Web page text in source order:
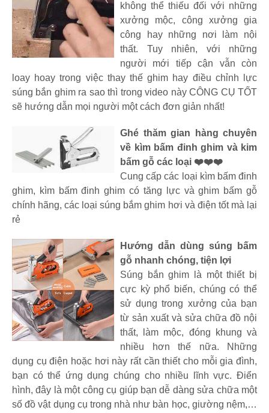
không thể thiếu đối với những
xưởng mộc, công xưởng gia
công hay những nơi làm nội
thất. Tuy nhiên, với những
người mới tiếp cận vẫn còn
loay hoay trong việc thay thế ghim hay điều chỉnh lực
súng bắn ghim ra sao thì trong video này CÔNG CỤ TỐT
sẽ hướng dẫn mọi người một cách đơn giản nhất!
Ghé thăm gian hàng chuyên
về kìm bấm đinh ghim và kim
bấm gỗ các loại ❤️❤️❤️
Cung cấp các loại kìm bấm đinh
ghim, kìm bấm đinh ghim có tăng lực và ghim bấm gỗ
chính hãng, các loại súng bắm ghim hơi và điện tốt mà lại
rẻ
Hướng dẫn dùng súng bấm
gỗ nhanh chóng, tiện lợi
Súng bắn ghim là một thiết bị
cực kỳ phổ biến, chúng có thể
sử dụng trong xưởng của bạn
từ sản xuất và sửa chữa đồ nội
thất, làm mộc, đóng khung và
nhiều hơn thế nữa. Những
dụng cụ điện hoặc hơi này rất cần thiết cho mỗi gia đình,
bạn có thể ứng dụng chúng cho nhiều lĩnh vực. Điển
hình, đây là một công cụ giúp bạn dễ dàng sửa chữa một
số đồ vật dụng cụ trong nhà như bàn học, giường nệm,…